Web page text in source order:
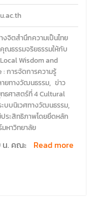
จิตสำนึกความเป็นไทย
ธรรมจริยธรรมให้กับ
Wisdom and
การจัดการความรู้
ยทางวัฒนธรรม, ข่าว
ธศาสตร์ที่ 4 Cultural
บบนิเวศทางวัฒนธรรม,
ระสิทธิภาพโดยยึดหลัก
หาวิทยาลัย
น. คณะ
Read more